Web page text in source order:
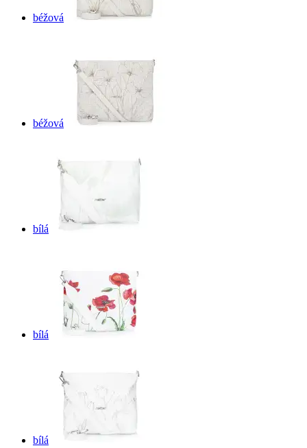
béžová
béžová
bílá
bílá
bílá